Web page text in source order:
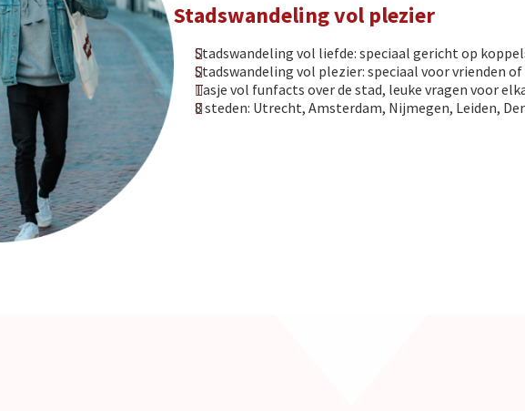
Stadswandeling vol plezier
Stadswandeling vol liefde: speciaal gericht op
Stadswandeling vol plezier: speciaal voor vrienden
Tasje vol funfacts over de stad, leuke vragen voor
8 steden: Utrecht, Amsterdam, Nijmegen, Leiden,